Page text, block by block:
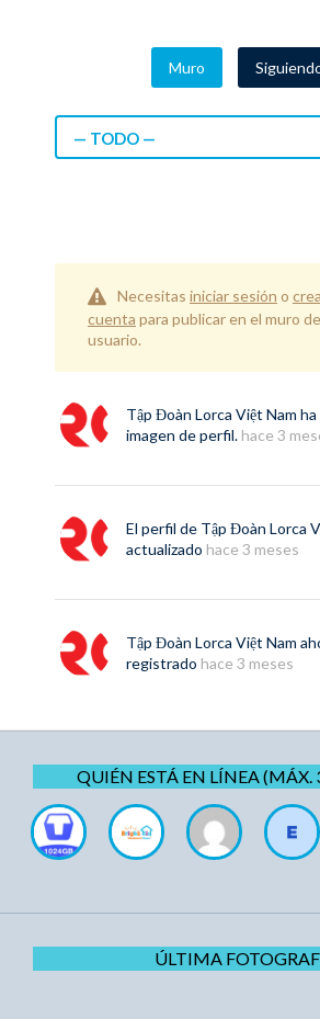
Muro
— TODO —
Necesitas iniciar sesión o
cuenta para publicar en el muro
usuario.
Tập Đoàn Lorca Việt Nam ha
imagen de perfil. hace 3
El perfil de Tập Đoàn Lorca
actualizado hace 3 meses
Tập Đoàn Lorca Việt Nam
registrado hace 3 meses
QUIÉN ESTÁ EN LÍNEA (MÁX.
ÚLTIMA